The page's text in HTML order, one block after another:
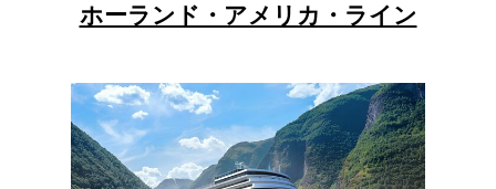
ホーランド・アメリカ・ライン